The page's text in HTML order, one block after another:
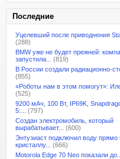
Последние
Уцелевший после приводнения
(288)
BMW уже не будет прежней:
запустила...
(819)
В России создали радиационно-
(855)
«Роботы нам в этом помогут»:
(525)
9200 мАч, 100 Вт, IP69K,
5:...
(797)
Создан электромобиль, который
вырабатывает...
(600)
Энтузиаст подключил воду прямо
кристаллу...
(666)
Motorola Edge 70 Neo показали до...